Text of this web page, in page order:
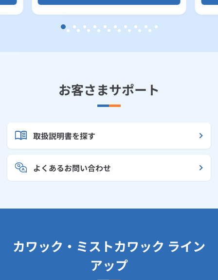
お客さまサポート
取扱説明書を探す
よくあるお問い合わせ
カワック・ミストカワック ライン
アップ